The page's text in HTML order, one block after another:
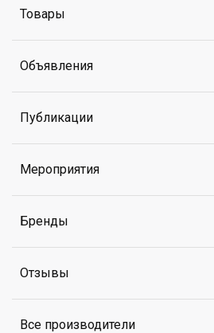
Товары
Объявления
Публикации
Мероприятия
Бренды
Отзывы
Все производители